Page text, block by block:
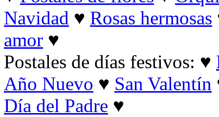
Navidad ♥ Rosas hermosas
amor ♥
Postales de días festivos: ♥
Año Nuevo ♥ San Valentín
Día del Padre ♥